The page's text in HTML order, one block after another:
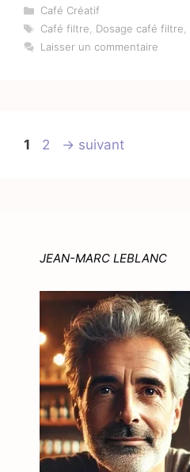
Catégories
Café Créatif
Étiquettes
Café filtre, Dosage café filtre,
Laisser un commentaire
Page
1 Page
2 → suivant
JEAN-MARC LEBLANC